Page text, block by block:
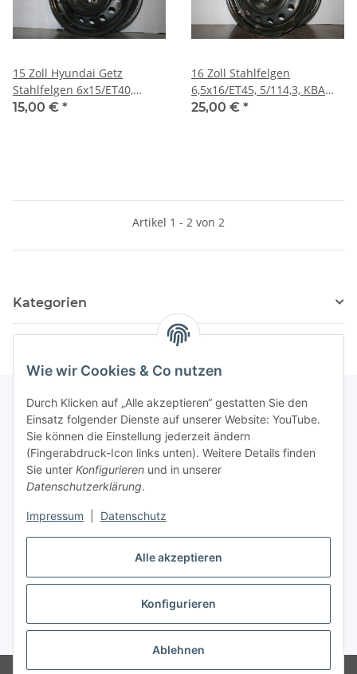
Alle akzeptieren
Konfigurieren
Ablehnen
Wie wir Cookies & Co nutzen
Durch Klicken auf „Alle akzeptieren“ gestatten Sie den
Einsatz folgender Dienste auf unserer Website: YouTube.
Sie können die Einstellung jederzeit ändern
(Fingerabdruck-Icon links unten). Weitere Details finden
Sie unter Konfigurieren und in unserer
Datenschutzerklärung.
Impressum Datenschutz
15 Zoll Hyundai Getz
Stahlfelgen 6x15/ET40,
4/100, 9036 MD
15,00 € *
16 Zoll Stahlfelgen
6,5x16/ET45, 5/114,3, KBA
48152
25,00 € *
Artikel 1 - 2 von 2
Kategorien
Informationen
Gesetzliche Informationen
Vertrag widerrufen
* Alle Preise inkl. gesetzlicher USt., zzgl.Versand